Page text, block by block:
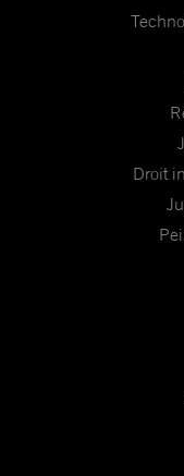
Droit